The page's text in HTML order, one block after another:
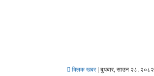
क्लिक खबर| बुधबार, साउन २८, २०८२